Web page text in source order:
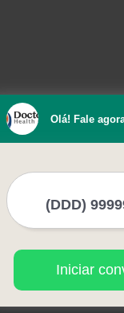
Olá! Fale
Iniciar